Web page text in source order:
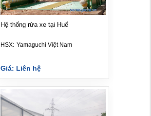
Hệ thống rửa xe tại Huế
Yamaguchi Việt Nam
Giá: Liên hệ